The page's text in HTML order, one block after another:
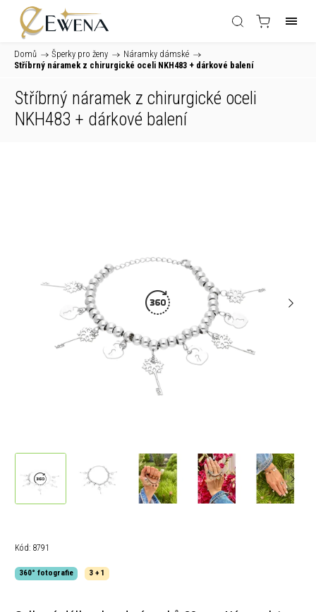
Domů / Šperky pro ženy / Náramky dámské /
Stříbrný náramek z chirurgické oceli NKH483 + dárkové balení
Stříbrný náramek z chirurgické oceli
NKH483 + dárkové balení
Kód: 8791
360° fotografie 3 + 1